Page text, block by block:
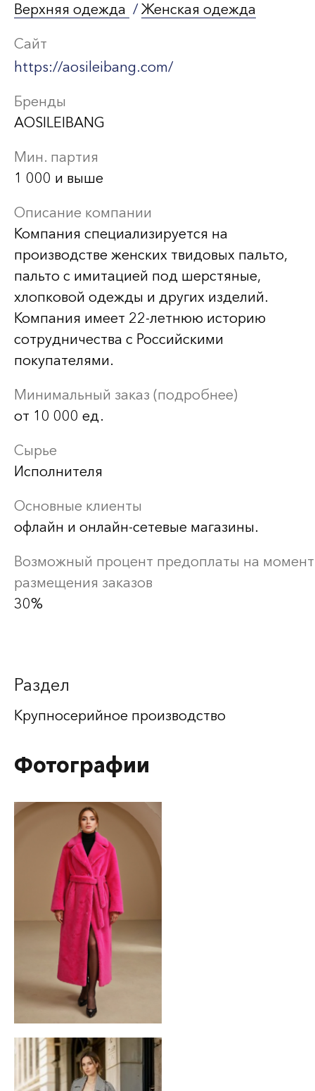
Верхняя одежда / Женская одежда
Сайт
https://aosileibang.com/
Бренды
AOSILEIBANG
Мин. партия
1 000 и выше
Описание компании
Компания специализируется на
производстве женских твидовых пальто,
пальто с имитацией под шерстяные,
хлопковой одежды и других изделий.
Компания имеет 22-летнюю историю
сотрудничества с Российскими
покупателями.
Минимальный заказ (подробнее)
от 10 000 ед.
Сырье
Исполнителя
Основные клиенты
офлайн и онлайн-сетевые магазины.
Возможный процент предоплаты на момент
размещения заказов
30%
Раздел
Крупносерийное производство
Фотографии